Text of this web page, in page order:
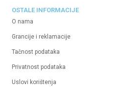
OSTALE INFORMACIJE
O nama
Grancije i reklamacije
Tačnost podataka
Privatnost podataka
Uslovi korištenja